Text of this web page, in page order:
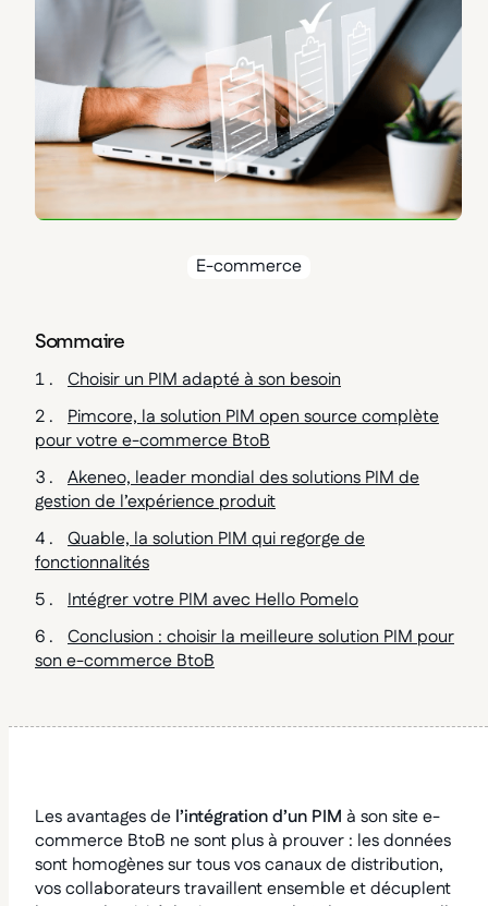
E-commerce
Sommaire
Choisir un PIM adapté à son besoin
Pimcore, la solution PIM open source complète
pour votre e-commerce BtoB
Akeneo, leader mondial des solutions PIM de
gestion de l’expérience produit
Quable, la solution PIM qui regorge de
fonctionnalités
Intégrer votre PIM avec Hello Pomelo
Conclusion : choisir la meilleure solution PIM pour
son e-commerce BtoB
Les avantages de l’intégration d’un PIM à son site e-
commerce BtoB ne sont plus à prouver : les données
sont homogènes sur tous vos canaux de distribution,
vos collaborateurs travaillent ensemble et décuplent